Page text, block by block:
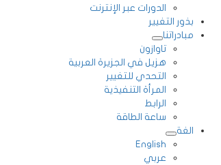
الدورات عبر الإنترنت
بذور التغيير
مبادراتنا
تاوازون
هزيل في الجزيرة العربية
التحدي للتغيير
المرأة التنفيذية
الرابط
ساعة الطاقة
الغة
English
عربي